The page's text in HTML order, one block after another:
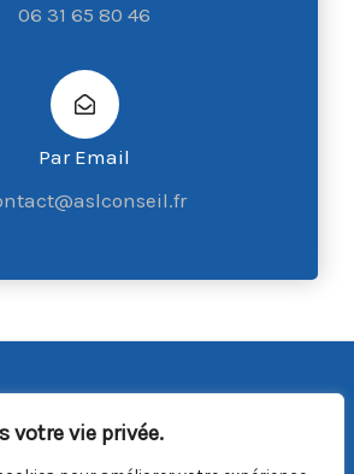
votre vie privée.
06 31 65 80 46
Par Email
ASL Conseil | Mentions Légales
: 9h00/18h00